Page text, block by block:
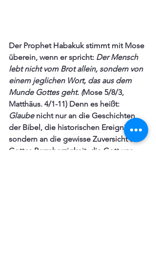
Der Prophet Habakuk stimmt mit Mose
überein, wenn er spricht: Der Mensch
lebt nicht vom Brot allein, sondern von
einem jeglichen Wort, das aus dem
Munde Gottes geht. (Mose 5/8/3,
Matthäus. 4/1-11) Denn es heißt:
Glaube nicht nur an die Geschichten
der Bibel, die historischen Ereignisse,
sondern an die gewisse Zuversicht auf
Gottes Barmherzigkeit, die Gott uns